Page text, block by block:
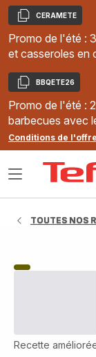
Copier
CERAMETE
Promo de l'été :
et casseroles en
Copier
BBQETE26
Promo de l'été :
barbecues avec
Conditions de l'offre
Ouvrir
TOUTES NOS
Recette